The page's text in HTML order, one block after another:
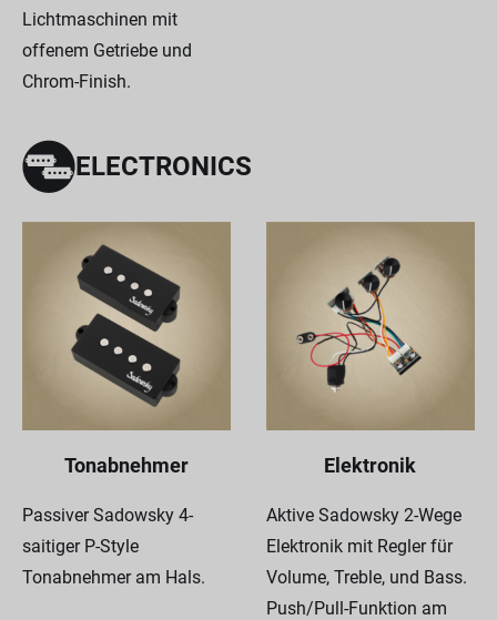
Lichtmaschinen mit
offenem Getriebe und
Chrom-Finish.
ELECTRONICS
Tonabnehmer
Passiver Sadowsky 4-
saitiger P-Style
Tonabnehmer am Hals.
Elektronik
Aktive Sadowsky 2-Wege
Elektronik mit Regler für
Volume, Treble, und Bass.
Push/Pull-Funktion am